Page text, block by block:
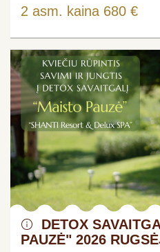
2 asm. kaina 680 €
DETOX
PAUZĖ" 2026